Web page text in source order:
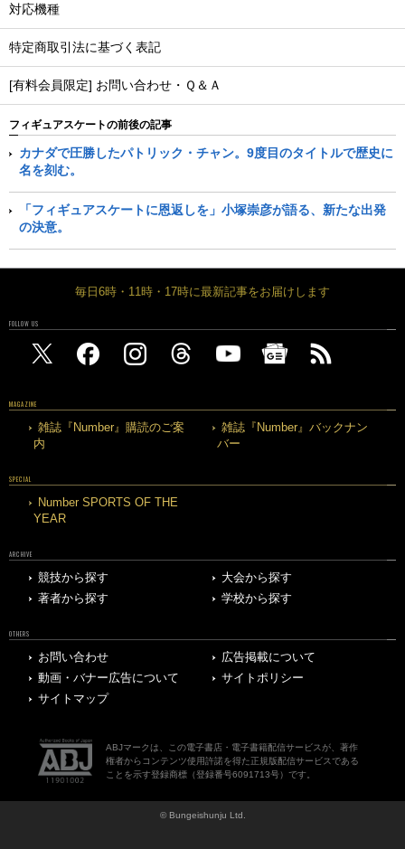
対応機種
特定商取引法に基づく表記
[有料会員限定] お問い合わせ・Ｑ＆Ａ
フィギュアスケートの前後の記事
カナダで圧勝したパトリック・チャン。9度目のタイトルで歴史に
名を刻む。
「フィギュアスケートに恩返しを」小塚崇彦が語る、新たな出発
の決意。
毎日6時・11時・17時に最新記事をお届けします
FOLLOW US
MAGAZINE
雑誌『Number』購読のご案
内
雑誌『Number』バックナン
バー
SPECIAL
Number SPORTS OF THE
YEAR
ARCHIVE
競技から探す
大会から探す
著者から探す
学校から探す
OTHERS
お問い合わせ
広告掲載について
動画・バナー広告について
サイトポリシー
サイトマップ
ABJマークは、この電子書店・電子書籍配信サービスが、著作
権者からコンテンツ使用許諾を得た正規版配信サービスである
ことを示す登録商標（登録番号6091713号）です。
© Bungeishunju Ltd.